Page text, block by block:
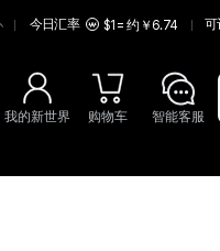
今日汇率 $1 = 约￥6.74 可
我的新世界 购物车 智能客服